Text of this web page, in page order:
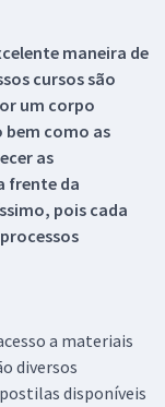
maneira de
cursos são
um corpo
bem como as
as
frente da
pois cada
a materiais
diversos
disponíveis